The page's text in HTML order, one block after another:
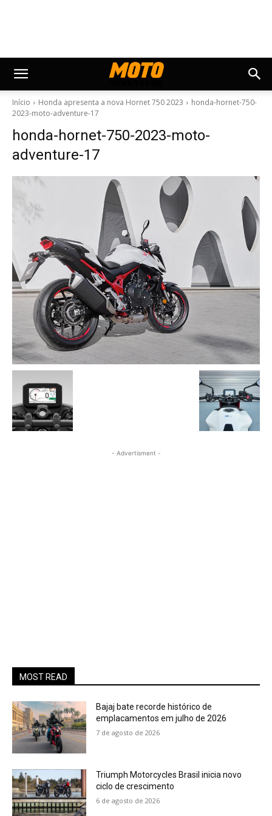
Início Honda apresenta a nova Hornet 750 2023
honda-hornet-750-
2023-moto-adventure-17
honda-hornet-750-2023-moto-
adventure-17
- Advertisment -
MOST READ
Bajaj bate recorde histórico de
emplacamentos em julho de 2026
7 de agosto de 2026
Triumph Motorcycles Brasil inicia novo
ciclo de crescimento
6 de agosto de 2026